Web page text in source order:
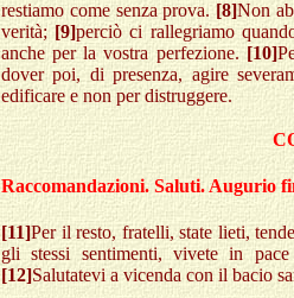
restiamo come senza prova.[8]Non
verità; [9]perciò ci rallegriamo
anche per la vostra perfezione.[10]
dover poi, di presenza, agire
edificare e non per distruggere.
Raccomandazioni. Saluti. Augurio
[11]Per il resto, fratelli, state lieti,
gli stessi sentimenti, vivete in
[12]Salutatevi a vicenda con il bacio